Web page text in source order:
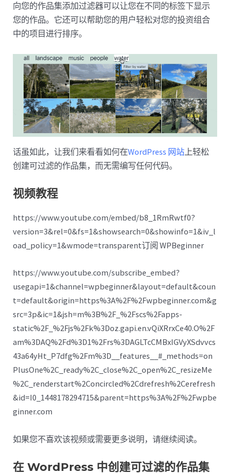
向您的作品集添加过滤器可以让您在不同的标签下显示
您的作品。它还可以帮助您的用户轻松对您的投资组合
中的项目进行排序。
话虽如此，让我们来看看如何在WordPress 网站 上轻松
创建可过滤的作品集，而无需编写任何代码。
视频教程
https://www.youtube.com/embed/b8_1RmRwtf0?
version=3&rel=0&fs=1&showsearch=0&showinfo=1&iv_l
oad_policy=1&wmode=transparent订阅 WPBeginner
https://www.youtube.com/subscribe_embed?
usegapi=1&channel=wpbeginner&layout=default&coun
t=default&origin=https%3A%2F%2Fwpbeginner.com&g
src=3p&ic=1&jsh=m%3B%2F_%2Fscs%2Fapps-
static%2F_%2Fjs%2Fk%3Doz.gapi.en.vQiXRrxCe40.O%2F
am%3DAQ%2Fd%3D1%2Frs%3DAGLTcCMBxIGVyXSdvvcs
43a64yHt_P7dfg%2Fm%3D__features__#_methods=on
PlusOne%2C_ready%2C_close%2C_open%2C_resizeMe
%2C_renderstart%2Concircled%2Cdrefresh%2Cerefresh
&id=I0_1448178294715&parent=https%3A%2F%2Fwpbe
ginner.com
如果您不喜欢该视频或需要更多说明，请继续阅读。
在 WordPress 中创建可过滤的作品集